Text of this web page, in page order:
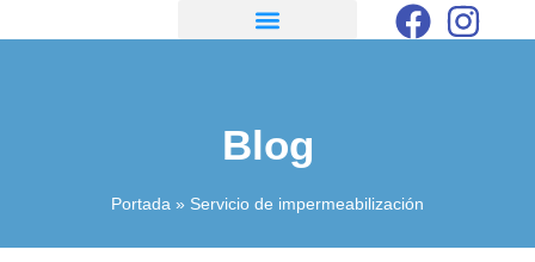
Blog
Portada » Servicio de impermeabilización